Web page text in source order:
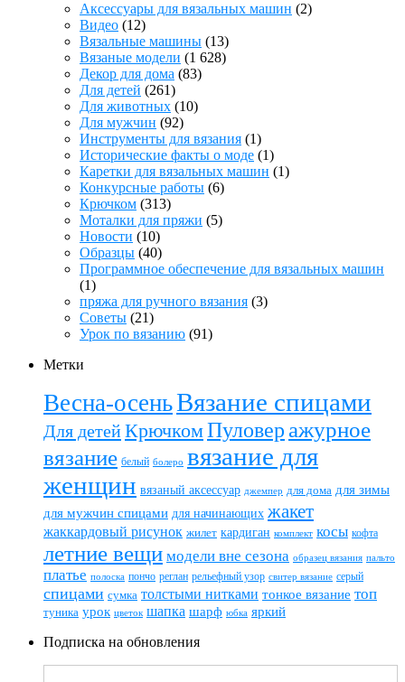
Аксессуары для вязальных машин (2)
Видео (12)
Вязальные машины (13)
Вязаные модели (1 628)
Декор для дома (83)
Для детей (261)
Для животных (10)
Для мужчин (92)
Инструменты для вязания (1)
Исторические факты о моде (1)
Каретки для вязальных машин (1)
Конкурсные работы (6)
Крючком (313)
Моталки для пряжи (5)
Новости (10)
Образцы (40)
Программное обеспечение для вязальных машин
(1)
пряжа для ручного вязания (3)
Советы (21)
Урок по вязанию (91)
Метки
Весна-осеньВязание спицами
Для детейКрючкомПуловер ажурное
вязание белый болеро вязание для
женщин вязаный аксессуар джемпер для дома для зимы
для мужчин спицами для начинающих жакет
жаккардовый рисунок жилет кардиган комплект косы кофта
летние вещи модели вне сезона образец вязания пальто
платье полоска пончо реглан рельефный узор свитер вязание серый
спицами сумка толстыми нитками тонкое вязание топ
туника урок цветок шапка шарф юбка яркий
Подписка на обновления